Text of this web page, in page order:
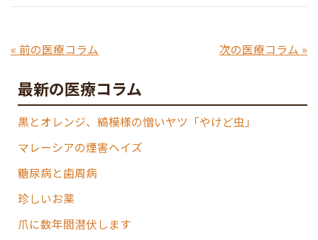
« 前の医療コラム 次の医療コラム »
最新の医療コラム
黒とオレンジ、縞模様の憎いヤツ「やけど虫」
マレーシアの煙害ヘイズ
糖尿病と歯周病
珍しいお薬
爪に数年間潜伏します